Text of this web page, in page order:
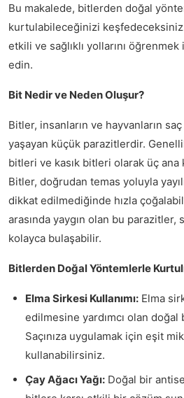
Bu makalede, bitlerden doğal
kurtulabileceğinizi
etkili ve sağlıklı yollarını
edin.
Bit Nedir ve Neden Oluşur?
Bitler, insanların ve hayvanların
yaşayan küçük parazitlerdir.
bitleri ve kasık bitleri olarak üç ana
Bitler, doğrudan temas yoluyla
dikkat edilmediğinde hızla
arasında yaygın olan bu parazitler,
kolayca bulaşabilir.
Bitlerden Doğal Yöntemlerle
Elma Sirkesi Kullanımı: Elma
edilmesine yardımcı olan
Saçınıza uygulamak için eşit
kullanabilirsiniz.
Çay Ağacı Yağı: Doğal bir